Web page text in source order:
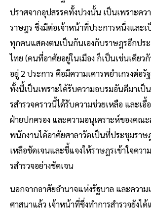
ปราศจากอุปสรรคทั้งปวงนั้น เป็นเพราะคว
ราษฎร ซึ่งมีต่อเจ้าหน้าที่ประการหนึ่งและเ
ทุกคนแสดงตนเป็นกันเองกับราษฎรอีกปร
ไทย (คนที่อาศัยอยู่ในเมือง ก็เป็นเช่นเดีย
อยู่ 2 ประการ คือมีความเคารพยําเกรงต่อ
ทั้งนี้เป็นเพราะได้รับความอบรมอันดีมาเป็
รสํารวจคราวนี้ได้รับความช่วยเหลือ และเ
ฝ่ายปกครอง และความอนุเคราะห์ของคณะ
พนักงานได้อาศัยศาลาวัดเป็นที่ประชุมราษ
เหลือชัดเจนและชี้แจงให้ราษฎรเข้าใจควา
รสํารวจอย่างชัดเจน
นอกจากอาศัยอํานาจแห่งรัฐบาล และความ
ศาสนาแล้ว เจ้าหน้าที่ซึ่งทําการสํารวจยังไ